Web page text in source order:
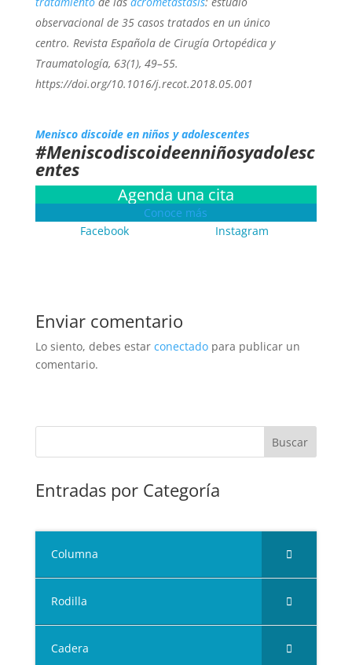
observacional de 35 casos tratados en un único
centro. Revista Española de Cirugía Ortopédica y
Traumatología, 63(1), 49–55.
https://doi.org/10.1016/j.recot.2018.05.001
Menisco discoide en niños y adolescentes
#Meniscodiscoideenniñosyadolesc
entes
Agenda una cita
Conoce más
Facebook
Instagram
Enviar comentario
Lo siento, debes estar conectadopara publicar un
comentario.
Entradas por Categoría
Columna
Rodilla
Cadera